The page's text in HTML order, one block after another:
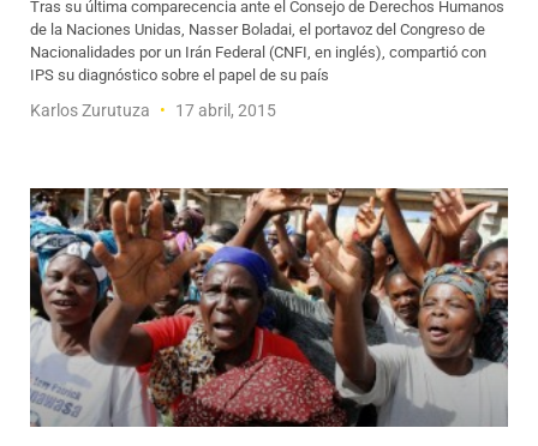
Tras su última comparecencia ante el Consejo de Derechos Humanos
de la Naciones Unidas, Nasser Boladai, el portavoz del Congreso de
Nacionalidades por un Irán Federal (CNFI, en inglés), compartió con
IPS su diagnóstico sobre el papel de su país
Karlos Zurutuza 17 abril, 2015